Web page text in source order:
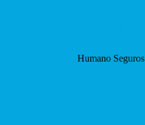
Humano Seguros